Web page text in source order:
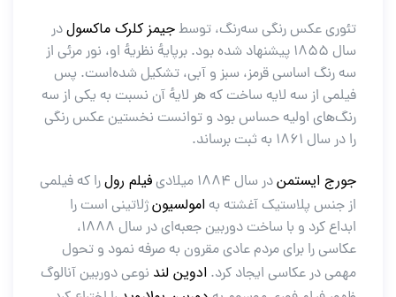
تئوری عکس رنگی سه‌رنگ، توسطجیمز کلرک ماکسولدر
سال ۱۸۵۵ پیشنهاد شده بود. برپایهٔ نظریهٔ او، نور مرئی از
سه رنگ اساسی قرمز، سبز و آبی، تشکیل شده‌است. پس
فیلمی از سه لایه ساخت که هر لایهٔ آن نسبت به یکی از سه
رنگ‌های اولیه حساس بود و توانست نخستین عکس رنگی
را در سال ۱۸۶۱ به ثبت برساند.
جورج ایستمندر سال ۱۸۸۴ میلادی فیلم رولرا که فیلمی
از جنس پلاستیک آغشته به امولسیونژلاتینی است را
ابداع کرد و با ساخت دوربین جعبه‌ای در سال ۱۸۸۸،
عکاسی را برای مردم عادی مقرون به صرفه نمود و تحول
مهمی در عکاسی ایجاد کرد. ادوین لند نوعی دوربین آنالوگ